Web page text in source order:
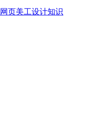
网页美工设计知识